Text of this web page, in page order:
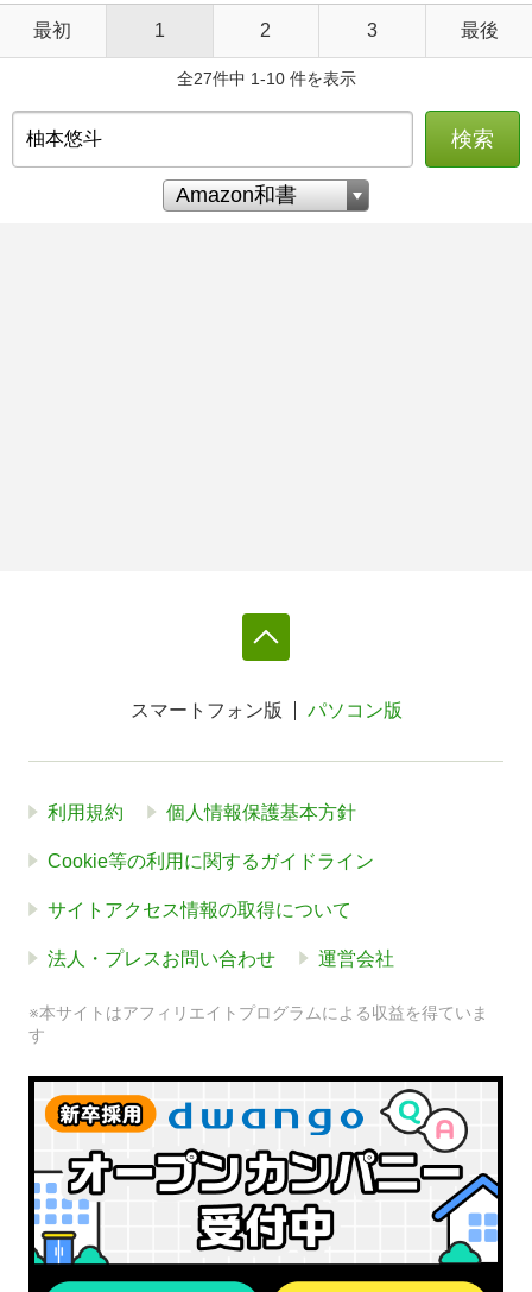
最初 1 2 3 最後
全27件中 1-10 件を表示
検索
スマートフォン版 パソコン版
利用規約 個人情報保護基本方針
Cookie等の利用に関するガイドライン
サイトアクセス情報の取得について
法人・プレスお問い合わせ 運営会社
※本サイトはアフィリエイトプログラムによる収益を得ていま
す